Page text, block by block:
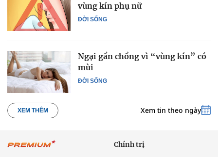
ĐỜI SỐNG
vùng kín phụ nữ
ĐỜI SỐNG
Ngại gần chồng vì “vùng kín” có
mùi
XEM THÊM Xem tin theo ngày
Chính trị